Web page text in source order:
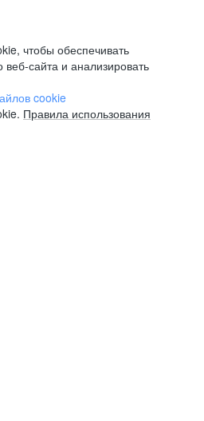
чтобы обеспечивать
сайта и анализировать
cookie
Правила использования